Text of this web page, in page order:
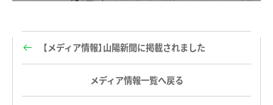
【メディア情報】山陽新聞に掲載されました
メディア情報一覧へ戻る